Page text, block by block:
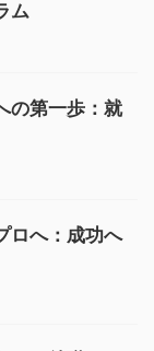
ム
の第一歩：就
ロへ：成功へ